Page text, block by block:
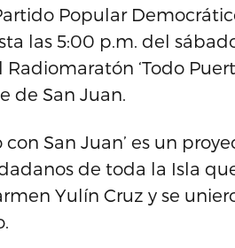
Popular
las 5:00 p.m. del
‘Todo
de San Juan.
con San Juan’ es un
de toda la Isla
Yulín Cruz y se